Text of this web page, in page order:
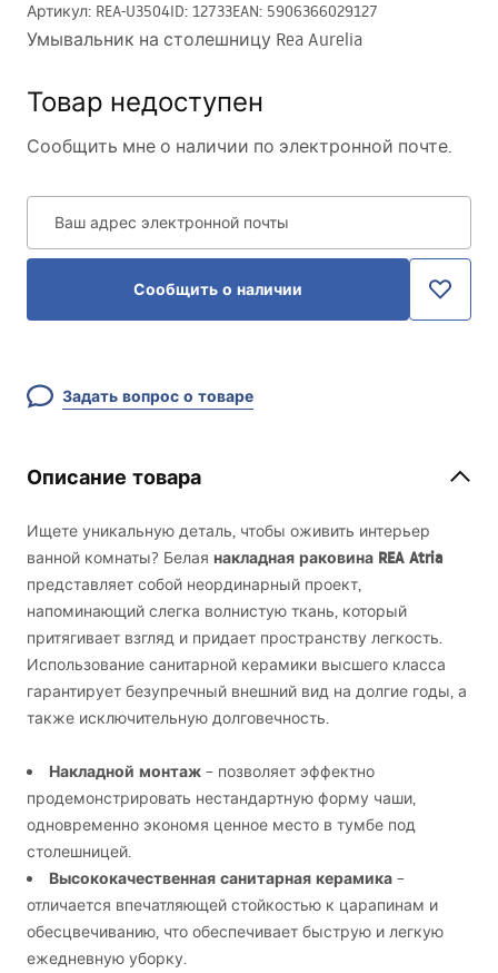
Артикул: REA-U3504ID: 12733EAN: 5906366029127
Умывальник на столешницу Rea Aurelia
Товар недоступен
Сообщить мне о наличии по электронной почте.
Ваш адрес электронной почты
Сообщить о наличии
Задать вопрос о товаре
Описание товара
Ищете уникальную деталь, чтобы оживить интерьер
ванной комнаты? Белая накладная раковина REA Atria
представляет собой неординарный проект,
напоминающий слегка волнистую ткань, который
притягивает взгляд и придает пространству легкость.
Использование санитарной керамики высшего класса
гарантирует безупречный внешний вид на долгие годы, а
также исключительную долговечность.
Накладной монтаж – позволяет эффектно
продемонстрировать нестандартную форму чаши,
одновременно экономя ценное место в тумбе под
столешницей.
Высококачественная санитарная керамика –
отличается впечатляющей стойкостью к царапинам и
обесцвечиванию, что обеспечивает быструю и легкую
ежедневную уборку.